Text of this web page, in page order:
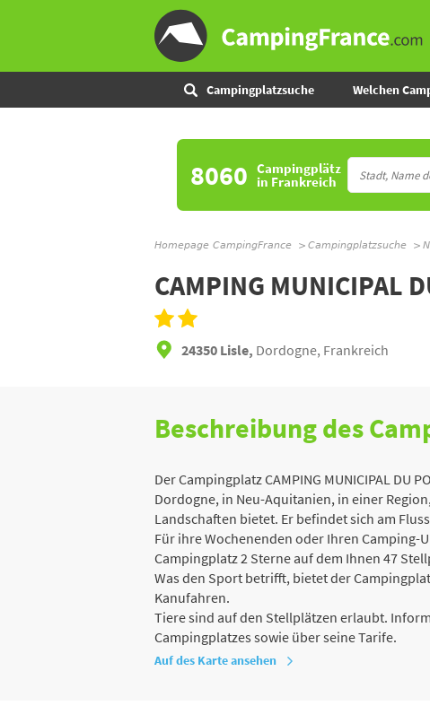
Campingplatzsuche Welchen
8060 Campingplätz
in Frankreich
Homepage CampingFrance Campingplatzsuche
CAMPING MUNICIPAL
24350 Lisle, Dordogne, Frankreich
Beschreibung des
Der Campingplatz CAMPING MUNICIPAL DU
Dordogne, in Neu-Aquitanien, in einer
Landschaften bietet. Er befindet sich am
Für ihre Wochenenden oder Ihren Camping-
Campingplatz 2 Sterne auf dem Ihnen 47
Was den Sport betrifft, bietet der
Kanufahren.
Tiere sind auf den Stellplätzen erlaubt.
Campingplatzes sowie über seine Tarife.
Auf des Karte ansehen